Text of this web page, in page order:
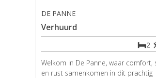
DE PANNE
Verhuurd
2
Welkom in De Panne, waar comfort,
en rust samenkomen in dit prachtig